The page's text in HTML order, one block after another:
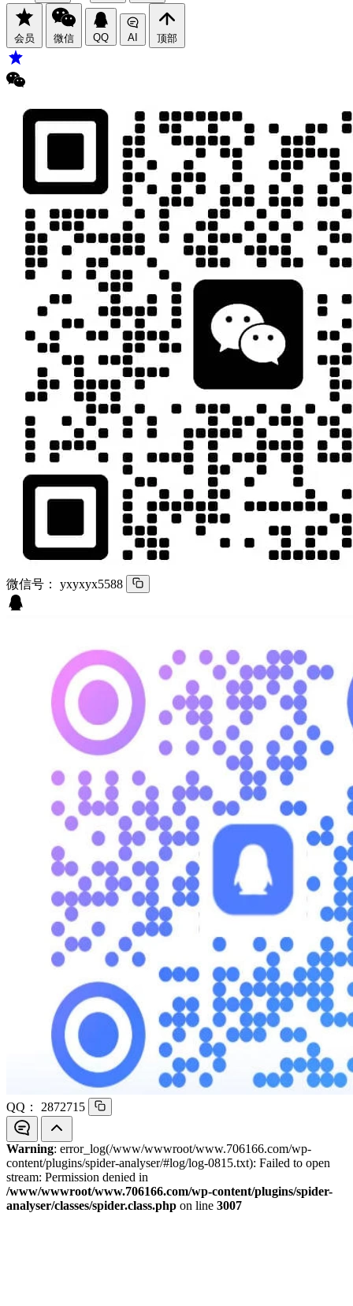
会员 微信 QQ AI 顶部
微信号： yxyxyx5588
QQ： 2872715
Warning: error_log(/www/wwwroot/www.706166.com/wp-
content/plugins/spider-analyser/#log/log-0815.txt): Failed to open
stream: Permission denied in
/www/wwwroot/www.706166.com/wp-content/plugins/spider-
analyser/classes/spider.class.php on line 3007